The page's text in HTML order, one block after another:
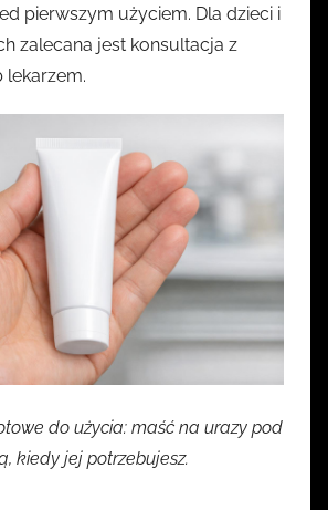
pierwszym użyciem. Dla dzieci i
zalecana jest konsultacja z
do użycia: maść na urazy pod
kiedy jej potrzebujesz.